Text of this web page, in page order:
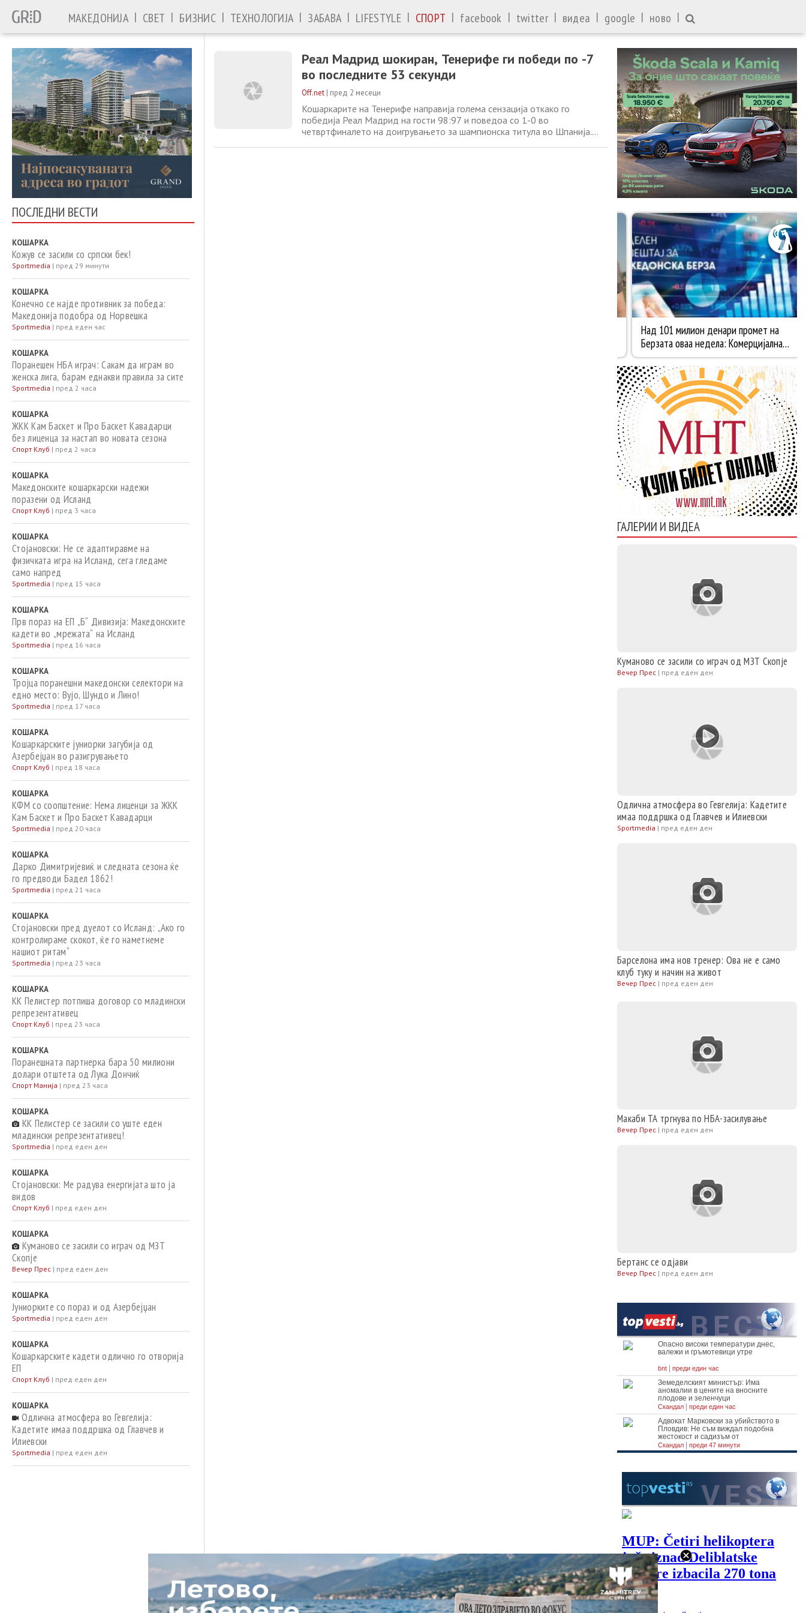
МАКЕДОНИЈА | СВЕТ | БИЗНИС | ТЕХНОЛОГИЈА | ЗАБАВА | LIFESTYLE | СПОРТ | facebook | twitter | видеа | google | ново |
ПОСЛЕДНИ ВЕСТИ
КОШАРКА
Кожув се засили со српски бек!
Sportmedia | пред 29 минути
КОШАРКА
Конечно се најде противник за победа:
Македонија подобра од Норвешка
Sportmedia | пред еден час
КОШАРКА
Поранешен НБА играч: Сакам да играм во
женска лига, барам еднакви правила за сите
Sportmedia | пред 2 часа
КОШАРКА
ЖКК Кам Баскет и Про Баскет Кавадарци
без лиценца за настап во новата сезона
Спорт Клуб | пред 2 часа
КОШАРКА
Македонските кошаркарски надежи
поразени од Исланд
Спорт Клуб | пред 3 часа
КОШАРКА
Стојановски: Не се адаптиравме на
физичката игра на Исланд, сега гледаме
само напред
Sportmedia | пред 15 часа
КОШАРКА
Прв пораз на ЕП „Б“ Дивизија: Македонските
кадети во „мрежата“ на Исланд
Sportmedia | пред 16 часа
КОШАРКА
Тројца поранешни македонски селектори на
едно место: Вујо, Шундо и Лино!
Sportmedia | пред 17 часа
КОШАРКА
Кошаркарските јуниорки загубија од
Азербејџан во разигрувањето
Спорт Клуб | пред 18 часа
КОШАРКА
КФМ со соопштение: Нема лиценци за ЖКК
Кам Баскет и Про Баскет Кавадарци
Sportmedia | пред 20 часа
КОШАРКА
Дарко Димитријевиќ и следната сезона ќе
го предводи Бадел 1862!
Sportmedia | пред 21 часа
КОШАРКА
Стојановски пред дуелот со Исланд: „Ако го
контролираме скокот, ќе го наметнеме
нашиот ритам“
Sportmedia | пред 23 часа
КОШАРКА
КК Пелистер потпиша договор со младински
репрезентативец
Спорт Клуб | пред 23 часа
КОШАРКА
Поранешната партнерка бара 50 милиони
долари отштета од Лука Дончиќ
Спорт Манија | пред 23 часа
КОШАРКА
КК Пелистер се засили со уште еден
младински репрезентативец!
Sportmedia | пред еден ден
КОШАРКА
Стојановски: Ме радува енергијата што ја
видов
Спорт Клуб | пред еден ден
КОШАРКА
Куманово се засили со играч од МЗТ
Скопје
Вечер Прес | пред еден ден
КОШАРКА
Јуниорките со пораз и од Азербејџан
Sportmedia | пред еден ден
КОШАРКА
Кошаркарските кадети одлично го отворија
ЕП
Спорт Клуб | пред еден ден
КОШАРКА
Одлична атмосфера во Гевгелија:
Кадетите имаа поддршка од Главчев и
Илиевски
Sportmedia | пред еден ден
Реал Мадрид шокиран, Тенерифе ги победи по -7
во последните 53 секунди
Off.net | пред 2 месеци
Кошаркарите на Тенерифе направија голема сензација откако го
победија Реал Мадрид на гости 98:97 и поведоа со 1-0 во
четвртфиналето на доигрувањето за шампионска титула во Шпанија.
ГАЛЕРИИ И ВИДЕА
Куманово се засили со играч од МЗТ Скопје
Вечер Прес | пред еден ден
Одлична атмосфера во Гевгелија: Кадетите
имаа поддршка од Главчев и Илиевски
Sportmedia | пред еден ден
Барселона има нов тренер: Ова не е само
клуб туку и начин на живот
Вечер Прес | пред еден ден
Макаби ТА тргнува по НБА-засилување
Вечер Прес | пред еден ден
Бертанс се одјави
Вечер Прес | пред еден ден